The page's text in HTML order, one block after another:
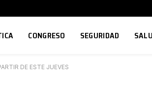
CONGRESO SEGURIDAD
DE ESTE JUEVES